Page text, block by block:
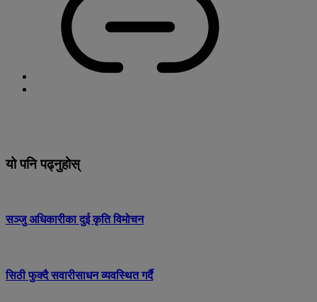
यो पनि पढ्नुहोस्
सञ्जु अधिकारीका दुई कृति विमोचन
सिठी फुक्दै सवारीसाधन व्यवस्थित गर्दै